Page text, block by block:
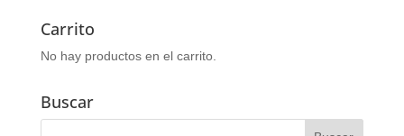
Carrito
No hay productos en el carrito.
Buscar